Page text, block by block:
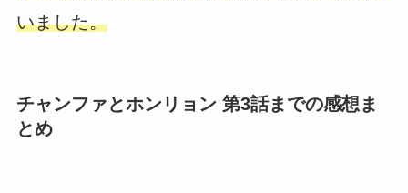
いました。
チャンファとホンリョン 第3話までの感想ま
とめ